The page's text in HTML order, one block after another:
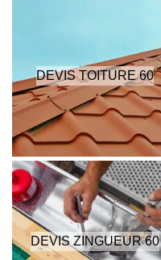
DEVIS TOITURE 60
DEVIS ZINGUEUR 60